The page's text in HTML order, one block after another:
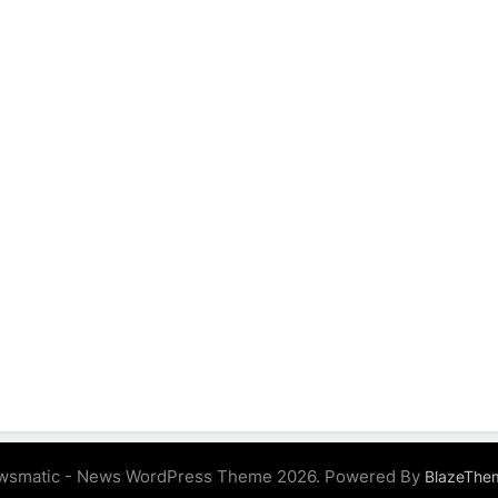
- News WordPress Theme 2026. Powered By